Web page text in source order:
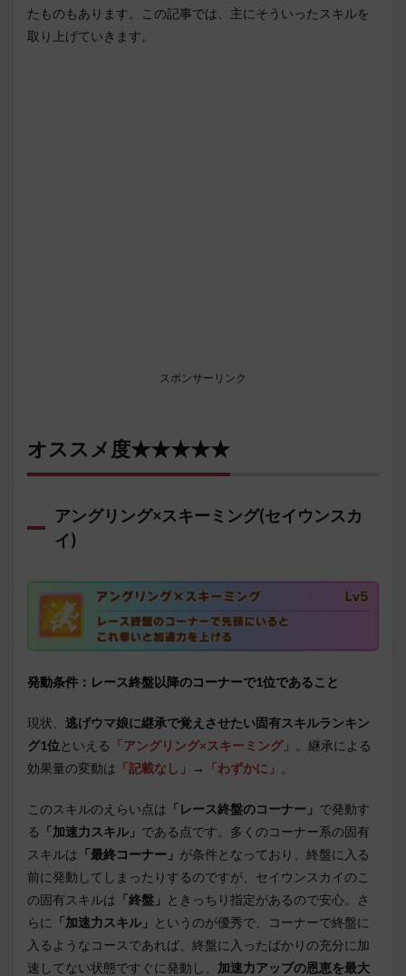
たものもあります。この記事では、主にそういったスキルを
取り上げていきます。
スポンサーリンク
オススメ度★★★★★
アングリング×スキーミング(セイウンスカ
イ)
発動条件：レース終盤以降のコーナーで1位であること
現状、 逃げウマ娘に継承で覚えさせたい固有スキルランキン
グ1位といえる 「アングリング×スキーミング」 。継承による
効果量の変動は 「記載なし」 → 「わずかに」 。
このスキルのえらい点は 「レース終盤のコーナー」 で発動す
る 「加速力スキル」 である点です。多くのコーナー系の固有
スキルは 「最終コーナー」 が条件となっており、終盤に入る
前に発動してしまったりするのですが、セイウンスカイのこ
の固有スキルは 「終盤」 ときっちり指定があるので安心。さ
らに 「加速力スキル」 というのが優秀で、コーナーで終盤に
入るようなコースであれば、終盤に入ったばかりの充分に加
速してない状態ですぐに発動し、 加速力アップの恩恵を最大